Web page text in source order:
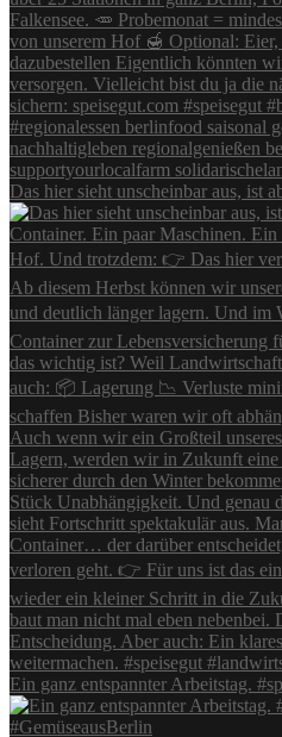
Das hier sieht unscheinbar aus, ist
Ein ganz entspannter Arbeitstag.